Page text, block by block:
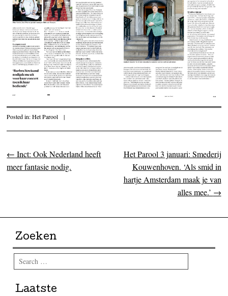
Posted in:Het Parool |
Post navigation
← Inct: Ook Nederland heeft
meer fantasie nodig.
Het Parool 3 januari: Smederij
Kouwenhoven. ‘Als smid in
hartje Amsterdam maak je van
alles mee.’ →
Zoeken
Search
Laatste